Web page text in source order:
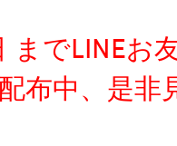
までLINE
布中、是非